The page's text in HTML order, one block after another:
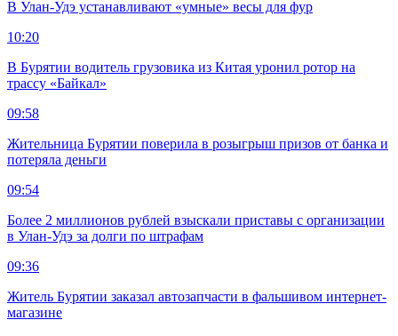
В Улан-Удэ устанавливают «умные» весы для фур
10:20
В Бурятии водитель грузовика из Китая уронил ротор на
трассу «Байкал»
09:58
Жительница Бурятии поверила в розыгрыш призов от банка и
потеряла деньги
09:54
Более 2 миллионов рублей взыскали приставы с организации
в Улан-Удэ за долги по штрафам
09:36
Житель Бурятии заказал автозапчасти в фальшивом интернет-
магазине